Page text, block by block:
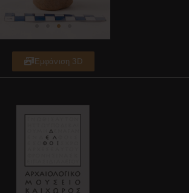
Εμφάνιση 3D